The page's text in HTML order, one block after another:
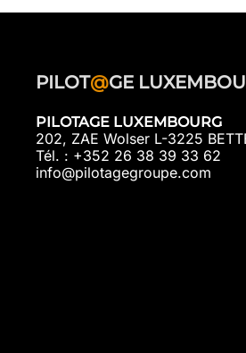
PILOT@GE
PILOTAGE LUXEMBOURG
202, ZAE Wolser L-3225
Tél. : +352 26 38 39 33 62
info@pilotagegroupe.com